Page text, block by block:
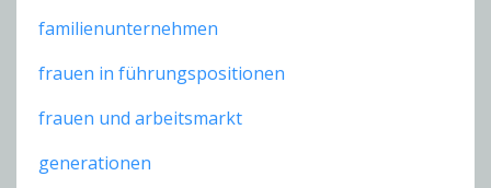
familienunternehmen
frauen in führungspositionen
frauen und arbeitsmarkt
generationen